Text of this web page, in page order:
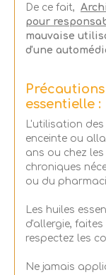
De ce fait,
pour
mauvaise
d'une
essentielle :
L'utilisation
enceinte ou
ans ou chez
chroniques
ou du
Les huiles
d'allergie,
respectez les
Ne jamais